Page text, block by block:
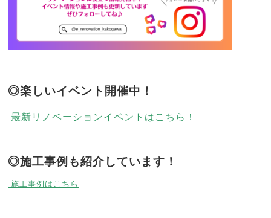
◎楽しいイベント開催中！
最新リノベーションイベントはこちら！
◎施工事例も紹介しています！
施工事例はこちら